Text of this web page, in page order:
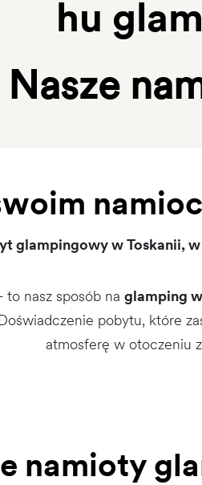
hu
Nasze
glampingowy w Toskanii,
nasz sposób na glamping
pobytu, które
atmosferę w otoczeniu
namioty